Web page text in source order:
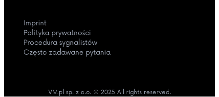
Imprint
Polityka prywatności
Procedura sygnalistów
Często zadawane pytania
VM.pl sp. z o.o. © 2025 All rights reserved.